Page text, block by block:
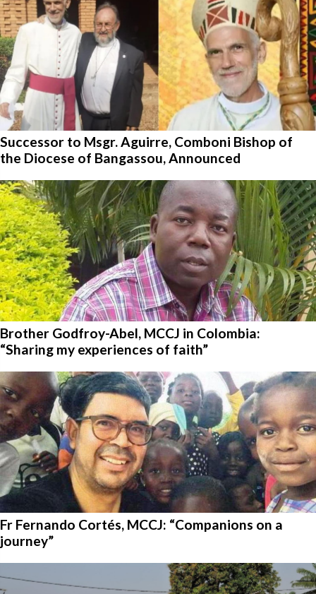
Successor to Msgr. Aguirre, Comboni Bishop of
the Diocese of Bangassou, Announced
Brother Godfroy-Abel, MCCJ in Colombia:
“Sharing my experiences of faith”
Fr Fernando Cortés, MCCJ: “Companions on a
journey”